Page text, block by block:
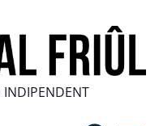
INDIPENDENT